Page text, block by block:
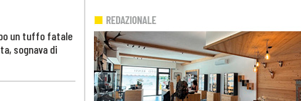
un tuffo fatale
sognava di